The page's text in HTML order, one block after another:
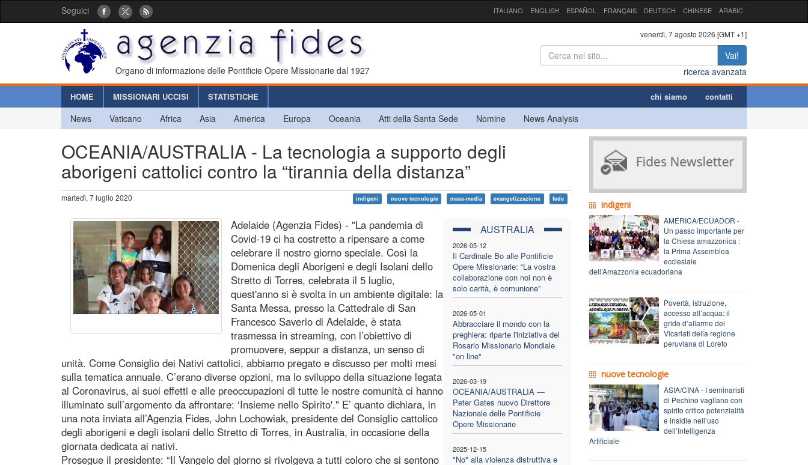
Seguici ITALIANO ENGLISH ESPAÑOL FRANÇAIS DEUTSCH CHINESE ARABIC
Organo di informazione delle Pontificie Opere Missionarie dal 1927
venerdì, 7 agosto 2026 [GMT +1]
Vai!
ricerca avanzata
HOME MISSIONARI UCCISI STATISTICHE chi siamo contatti
News Vaticano Africa Asia America Europa Oceania Atti della Santa Sede Nomine News Analysis
OCEANIA/AUSTRALIA - La tecnologia a supporto degli
aborigeni cattolici contro la “tirannia della distanza”
martedì, 7 luglio 2020 indigeni nuove tecnologie mass-media evangelizzazione fede
AUSTRALIA
2026-05-12
Il Cardinale Bo alle Pontificie
Opere Missionarie: “La vostra
collaborazione con noi non è
solo carità, è comunione”
2026-05-01
Abbracciare il mondo con la
preghiera: riparte l'iniziativa del
Rosario Missionario Mondiale
"on line"
2026-03-19
OCEANIA/AUSTRALIA —
Peter Gates nuovo Direttore
Nazionale delle Pontificie
Opere Missionarie
2025-12-15
"No" alla violenza distruttiva e
Adelaide (Agenzia Fides) - "La pandemia di
Covid-19 ci ha costretto a ripensare a come
celebrare il nostro giorno speciale. Così la
Domenica degli Aborigeni e degli Isolani dello
Stretto di Torres, celebrata il 5 luglio,
quest'anno si è svolta in un ambiente digitale: la
Santa Messa, presso la Cattedrale di San
Francesco Saverio di Adelaide, è stata
trasmessa in streaming, con l’obiettivo di
promuovere, seppur a distanza, un senso di
unità. Come Consiglio dei Nativi cattolici, abbiamo pregato e discusso per molti mesi
sulla tematica annuale. C’erano diverse opzioni, ma lo sviluppo della situazione legata
al Coronavirus, ai suoi effetti e alle preoccupazioni di tutte le nostre comunità ci hanno
illuminato sull’argomento da affrontare: ‘Insieme nello Spirito'." E’ quanto dichiara, in
una nota inviata all’Agenzia Fides, John Lochowiak, presidente del Consiglio cattolico
degli aborigeni e degli isolani dello Stretto di Torres, in Australia, in occasione della
giornata dedicata ai nativi.
Prosegue il presidente: “Il Vangelo del giorno si rivolgeva a tutti coloro che si sentono
indigeni
AMERICA/ECUADOR -
Un passo importante per
la Chiesa amazzonica :
la Prima Assemblea
ecclesiale
dell’Amazzonia ecuadoriana
Povertà, istruzione,
accesso all’acqua: il
grido d’allarme dei
Vicariati della regione
peruviana di Loreto
nuove tecnologie
ASIA/CINA - I seminaristi
di Pechino vagliano con
spirito critico potenzialità
e insidie nell’uso
dell’Intelligenza
Artificiale